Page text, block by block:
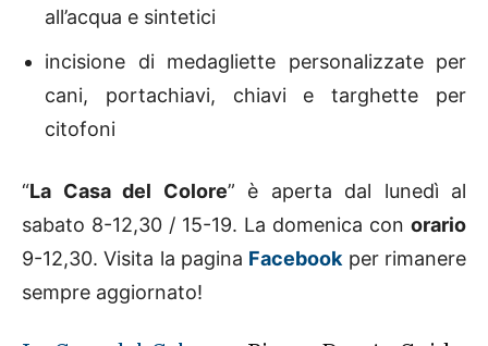
all’acqua e sintetici
incisione di medagliette personalizzate per
cani, portachiavi, chiavi e targhette per
citofoni
“La Casa del Colore” è aperta dal lunedì al
sabato 8-12,30 / 15-19. La domenica con orario
9-12,30. Visita la pagina Facebook per rimanere
sempre aggiornato!